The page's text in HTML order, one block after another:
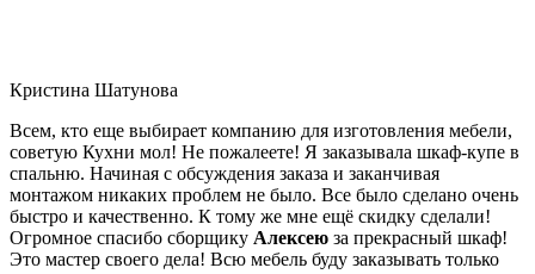
Кристина Шатунова
Всем, кто еще выбирает компанию для изготовления мебели,
советую Кухни мол! Не пожалеете! Я заказывала шкаф-купе в
спальню. Начиная с обсуждения заказа и заканчивая
монтажом никаких проблем не было. Все было сделано очень
быстро и качественно. К тому же мне ещё скидку сделали!
Огромное спасибо сборщику Алексею за прекрасный шкаф!
Это мастер своего дела! Всю мебель буду заказывать только